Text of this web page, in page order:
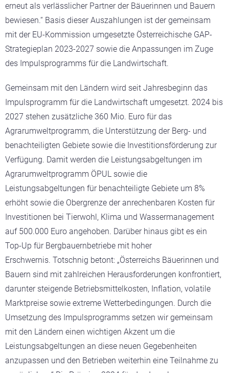
erneut als verlässlicher Partner der Bäuerinnen und Bauern
bewiesen.“ Basis dieser Auszahlungen ist der gemeinsam
mit der EU-Kommission umgesetzte Österreichische GAP-
Strategieplan 2023-2027 sowie die Anpassungen im Zuge
des Impulsprogramms für die Landwirtschaft.
Gemeinsam mit den Ländern wird seit Jahresbeginn das
Impulsprogramm für die Landwirtschaft umgesetzt. 2024 bis
2027 stehen zusätzliche 360 Mio. Euro für das
Agrarumweltprogramm, die Unterstützung der Berg- und
benachteiligten Gebiete sowie die Investitionsförderung zur
Verfügung. Damit werden die Leistungsabgeltungen im
Agrarumweltprogramm ÖPUL sowie die
Leistungsabgeltungen für benachteiligte Gebiete um 8%
erhöht sowie die Obergrenze der anrechenbaren Kosten für
Investitionen bei Tierwohl, Klima und Wassermanagement
auf 500.000 Euro angehoben. Darüber hinaus gibt es ein
Top-Up für Bergbauernbetriebe mit hoher
Erschwernis. Totschnig betont: „Österreichs Bäuerinnen und
Bauern sind mit zahlreichen Herausforderungen konfrontiert,
darunter steigende Betriebsmittelkosten, Inflation, volatile
Marktpreise sowie extreme Wetterbedingungen. Durch die
Umsetzung des Impulsprogramms setzen wir gemeinsam
mit den Ländern einen wichtigen Akzent um die
Leistungsabgeltungen an diese neuen Gegebenheiten
anzupassen und den Betrieben weiterhin eine Teilnahme zu